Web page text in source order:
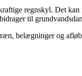
regnskyl. Det
til
belægninger og